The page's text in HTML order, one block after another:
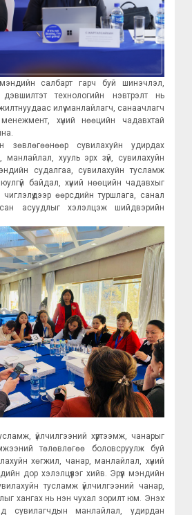
мэндийн салбарт гарч буй шинэчлэл,
технологийн нэвтрэлт нь
илүү манлайлагч, санаачлагч
хүний нөөцийн чадавхтай
сувилахуйн удирдах
манлайлал, хууль эрх зүй, сувилахуйн
судалгаа, сувилахуйн тусламж
байдал, хүний нөөцийн чадавхыг
чиглэлүүдээр өөрсдийн туршлага, санал
асуудлыг хэлэлцэж шийдвэрийн
үйлчилгээний хүртээмж, чанарыг
төлөвлөгөө боловсруулж буй
хөгжил, чанар, манлайлал, хүний
дор хэлэлцүүлэг хийв. Эрүүл мэндийн
тусламж үйлчилгээний чанар,
хангах нь нэн чухал зорилт юм. Энэхүү
сувилагчдын манлайлал, удирдан